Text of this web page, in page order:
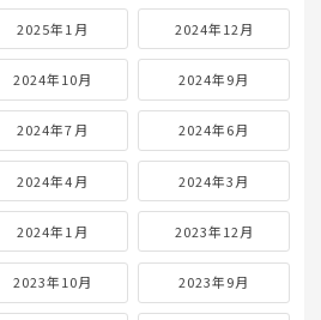
2025年1月 2024年12月
2024年10月 2024年9月
2024年7月 2024年6月
2024年4月 2024年3月
2024年1月 2023年12月
2023年10月 2023年9月